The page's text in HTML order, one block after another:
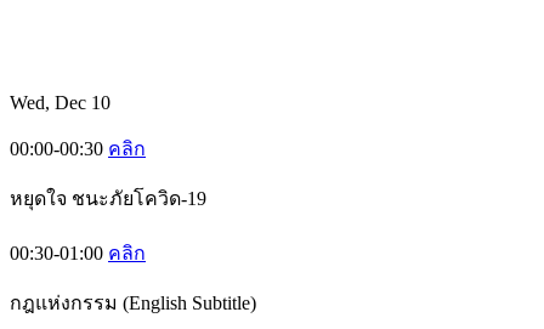
Wed, Dec 10
00:00-00:30 คลิก
หยุดใจ ชนะภัยโควิด-19
00:30-01:00 คลิก
กฎแห่งกรรม (English Subtitle)